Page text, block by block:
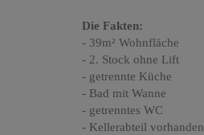
Die Fakten:
- 39m² Wohnfläche
- 2. Stock ohne Lift
- getrennte Küche
- Bad mit Wanne
- getrenntes WC
- Kellerabteil vorhanden